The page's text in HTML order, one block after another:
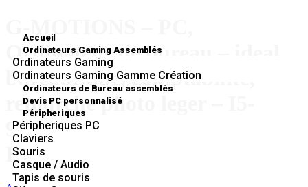
Accueil
Ordinateurs Gaming Assemblés
Ordinateurs Gaming
Ordinateurs Gaming Gamme Création
Ordinateurs de Bureau assemblés
Devis PC personnalisé
Péripheriques
Péripheriques PC
Claviers
Souris
Casque / Audio
Tapis de souris
G-MOTIONS – PC,
Ordinateur de bureau – ideal
bureautique, comptabilite,
retourche photo leger – I5-
9400F 6 X 4,1 GHZ – 8 GO
RAM – 500 SSD